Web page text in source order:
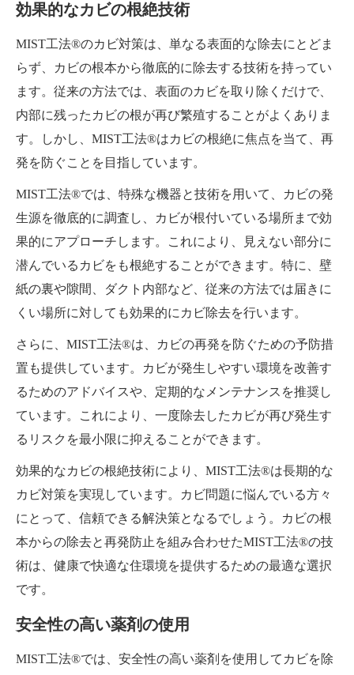
効果的なカビの根絶技術
MIST工法®のカビ対策は、単なる表面的な除去にとどま
らず、カビの根本から徹底的に除去する技術を持ってい
ます。従来の方法では、表面のカビを取り除くだけで、
内部に残ったカビの根が再び繁殖することがよくありま
す。しかし、MIST工法®はカビの根絶に焦点を当て、再
発を防ぐことを目指しています。
MIST工法®では、特殊な機器と技術を用いて、カビの発
生源を徹底的に調査し、カビが根付いている場所まで効
果的にアプローチします。これにより、見えない部分に
潜んでいるカビをも根絶することができます。特に、壁
紙の裏や隙間、ダクト内部など、従来の方法では届きに
くい場所に対しても効果的にカビ除去を行います。
さらに、MIST工法®は、カビの再発を防ぐための予防措
置も提供しています。カビが発生しやすい環境を改善す
るためのアドバイスや、定期的なメンテナンスを推奨し
ています。これにより、一度除去したカビが再び発生す
るリスクを最小限に抑えることができます。
効果的なカビの根絶技術により、MIST工法®は長期的な
カビ対策を実現しています。カビ問題に悩んでいる方々
にとって、信頼できる解決策となるでしょう。カビの根
本からの除去と再発防止を組み合わせたMIST工法®の技
術は、健康で快適な住環境を提供するための最適な選択
です。
安全性の高い薬剤の使用
MIST工法®では、安全性の高い薬剤を使用してカビを除